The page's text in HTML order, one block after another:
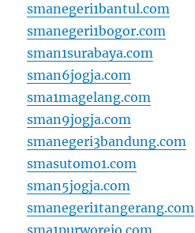
smanegeri1bantul.com
smanegeri1bogor.com
sman1surabaya.com
sman6jogja.com
sma1magelang.com
sman9jogja.com
smanegeri3bandung.com
smasutomo1.com
sman5jogja.com
smanegeri1tangerang.com